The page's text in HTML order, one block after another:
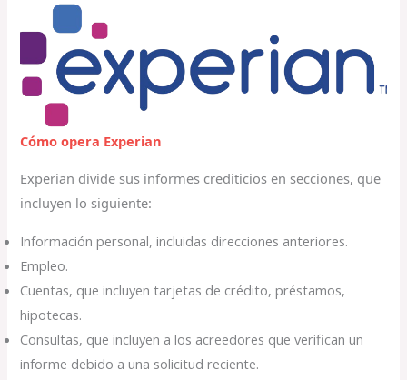
Cómo opera Experian
Experian divide sus informes crediticios en secciones, que
incluyen lo siguiente:
Información personal, incluidas direcciones anteriores.
Empleo.
Cuentas, que incluyen tarjetas de crédito, préstamos,
hipotecas.
Consultas, que incluyen a los acreedores que verifican un
informe debido a una solicitud reciente.